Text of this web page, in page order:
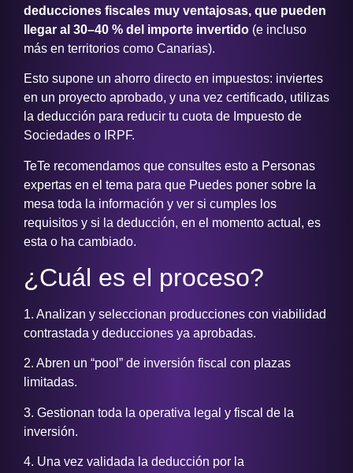
deducciones fiscales muy ventajosas, que pueden
llegar al 30–40 % del importe invertido (e incluso
más en territorios como Canarias).
Esto supone un ahorro directo en impuestos: inviertes
en un proyecto aprobado, y una vez certificado, utilizas
la deducción para reducir tu cuota de Impuesto de
Sociedades o IRPF.
TeTe recomendamos que consultes esto a Personas
expertas en el tema para que Puedes poner sobre la
mesa toda la información y ver si cumples los
requisitos y si la deducción, en el momento actual, es
esta o ha cambiado.
¿Cuál es el proceso?
1. Analizan y seleccionan producciones con viabilidad
contrastada y deducciones ya aprobadas.
2. Abren un “pool” de inversión fiscal con plazas
limitadas.
3. Gestionan toda la operativa legal y fiscal de la
inversión.
4. Una vez validada la deducción por la